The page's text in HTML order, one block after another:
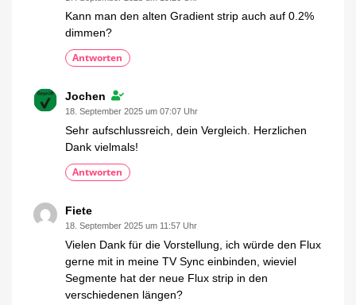
Kann man den alten Gradient strip auch auf 0.2%
dimmen?
Antworten
Jochen
18. September 2025 um 07:07 Uhr
Sehr aufschlussreich, dein Vergleich. Herzlichen
Dank vielmals!
Antworten
Fiete
18. September 2025 um 11:57 Uhr
Vielen Dank für die Vorstellung, ich würde den Flux
gerne mit in meine TV Sync einbinden, wieviel
Segmente hat der neue Flux strip in den
verschiedenen längen?